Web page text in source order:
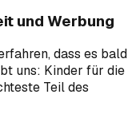
und Werbung
dass es bald
uns: Kinder für die
Teil des